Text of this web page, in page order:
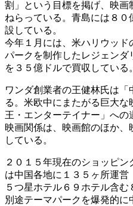
割」という目標を掲げ、映
ねらっている。青島には８
設している。
今年１月には、米ハリウッド
パークを制作したレジェン
を３５億ドルで買収している。
ワンダ創業者の王健林氏は
る。米欧中にまたがる巨大
王・エンターテイナー」への
映画関係は、映画館のほか
している。
２０１５年現在のショッピ
は中国各地に１３５ヶ所運営
５つ星ホテル６９ホテル含む
別途テーマパークを爆発的に